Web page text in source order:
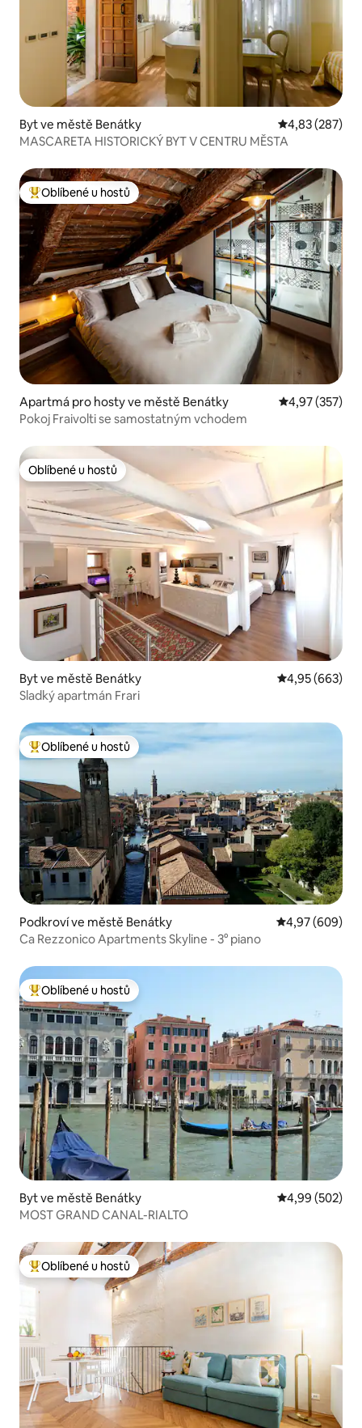
Byt ve městě Benátky Průměrné
4,83 (287)
MASCARETA HISTORICKÝ BYT V CENTRU MĚSTA
Nejlepší v kategorii Oblíbené u hostů
Oblíbené u hostů
Apartmá pro hosty ve městě Benátky Průměrné
4,97 (357)
Pokoj Fraivolti se samostatným vchodem
Oblíbené u hostů
Oblíbené u hostů
Byt ve městě Benátky Průměrné
4,95 (663)
Sladký apartmán Frari
Nejlepší v kategorii Oblíbené u hostů
Oblíbené u hostů
Podkroví ve městě Benátky Průměrné
4,97 (609)
Ca Rezzonico Apartments Skyline - 3° piano
Nejlepší v kategorii Oblíbené u hostů
Oblíbené u hostů
Byt ve městě Benátky Průměrné
4,99 (502)
MOST GRAND CANAL-RIALTO
Nejlepší v kategorii Oblíbené u hostů
Oblíbené u hostů